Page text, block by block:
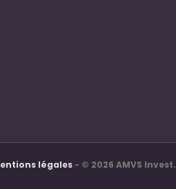
légales- © 2026 AMVS Invest.